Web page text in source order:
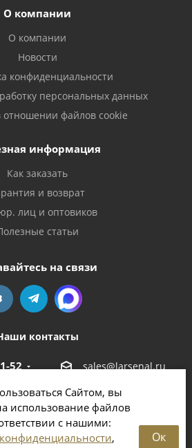
Сайтом, вы
использование файлов
с нашими:
,
Ок
О компании
О компании
Новости
конфиденциальности
персональных данных
отношении файлов cookie
информация
Как заказать
и возврат
лиц и оптовиков
статьи
на связи
контакты
52 sales@larsenal.ru
Московская область,
г. Люберцы,
Хлебозаводская, 8 Б